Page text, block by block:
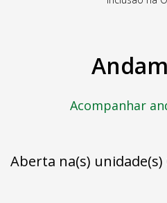
Acompanhar
Aberta na(s) unidade(s)